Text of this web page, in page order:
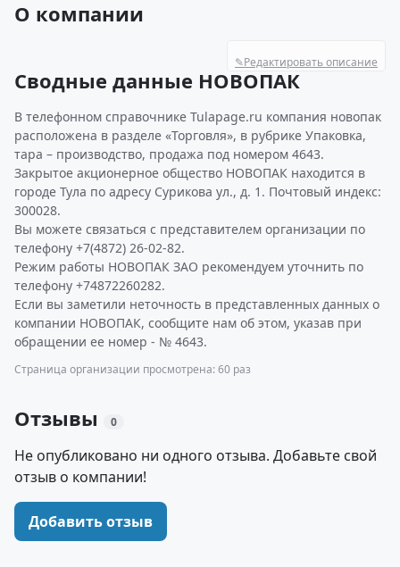
О компании
✎Редактировать описание
Сводные данные НОВОПАК
В телефонном справочнике Tulapage.ru компания новопак
расположена в разделе «Торговля», в рубрике Упаковка,
тара – производство, продажа под номером 4643.
Закрытое акционерное общество НОВОПАК находится в
городе Тула по адресу Сурикова ул., д. 1. Почтовый индекс:
300028.
Вы можете связаться с представителем организации по
телефону +7(4872) 26-02-82.
Режим работы НОВОПАК ЗАО рекомендуем уточнить по
телефону +74872260282.
Если вы заметили неточность в представленных данных о
компании НОВОПАК, сообщите нам об этом, указав при
обращении ее номер - № 4643.
Страница организации просмотрена: 60 раз
Отзывы 0
Не опубликовано ни одного отзыва. Добавьте свой
отзыв о компании!
Добавить отзыв